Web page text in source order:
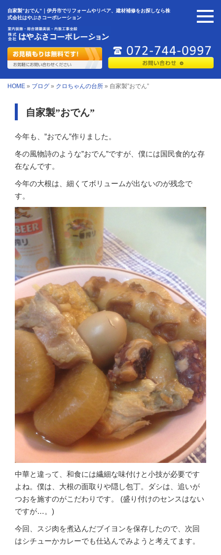
自家製”おでん”｜伊丹市でリフォームやリペア、建材補修をお探しなら株
式会社はやぶさコーポレーション
HOME » ブログ » クロちゃんの台所 » 自家製”おでん”
自家製”おでん”
今年も、”おでん”作りました。
冬の風物詩のような”おでん”ですが、僕には国民食的な存
在なんです。
今年の大根は、細くてボリュームが出ないのが残念で
す。
中華と違って、和食には繊細な味付けと小技が必要です
よね。僕は、大根の面取りや隠し包丁。ダシは、追いが
つおを施すのがこだわりです。 (盛り付けのセンスはない
ですが…。)
今回、スジ肉を煮込んだブイヨンを保存したので、次回
はシチューかカレーでも仕込んでみようと考えてます。